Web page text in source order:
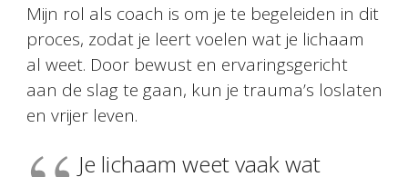
Mijn rol als coach is om je te begeleiden in dit
proces, zodat je leert voelen wat je lichaam
al weet. Door bewust en ervaringsgericht
aan de slag te gaan, kun je trauma’s loslaten
en vrijer leven.
Je lichaam weet vaak wat